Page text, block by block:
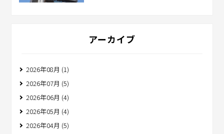
アーカイブ
2026年08月 (1)
2026年07月 (5)
2026年06月 (4)
2026年05月 (4)
2026年04月 (5)